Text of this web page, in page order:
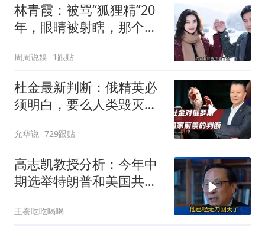
林青霞：被骂“狐狸精”20
年，眼睛被射瞎，那个男
钱？”
周周说娱 1跟贴
杜金最新判断：俄精英必
须明白，要么人类毁灭，
允华说 729跟贴
高志凯教授分析：今年中
期选举特朗普和美国共和
王飬吃吃喝喝